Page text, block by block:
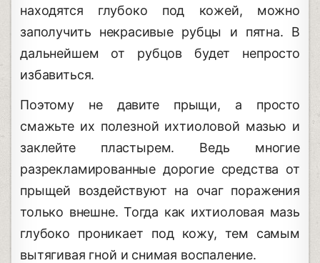
находятся глубоко под кожей, можно
заполучить некрасивые рубцы и пятна. В
дальнейшем от рубцов будет непросто
избавиться.
Поэтому не давите прыщи, а просто
смажьте их полезной ихтиоловой мазью и
заклейте пластырем. Ведь многие
разрекламированные дорогие средства от
прыщей воздействуют на очаг поражения
только внешне. Тогда как ихтиоловая мазь
глубоко проникает под кожу, тем самым
вытягивая гной и снимая воспаление.